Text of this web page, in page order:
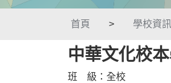
首頁 > 學校資訊
中華文化校
班 級：全校